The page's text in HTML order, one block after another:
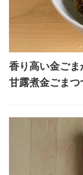
香り高い金ご
甘露煮金ごま